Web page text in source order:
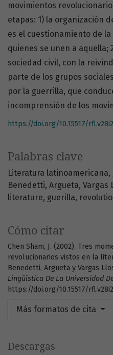
Palabras clave
Literatura latinoamericana
Benedetti Argueta Vargas
literature guerilla
Cómo citar
Chen Sham, J. (2002). Tres
revolucionarios vistos en la
Benedetti, Argueta y Vargas
Lingüística De La Universidad
https://doi.org/10.15517/
Más formatos de cita
movimientos
etapas: 1) la organización
es el cuestionamiento de
quienes se unen a aquella;
sociedad civil, con la
parte de los grupos
por la guerrilla, que
incomprensión de los
https://doi.org/10.15517/
Descargas